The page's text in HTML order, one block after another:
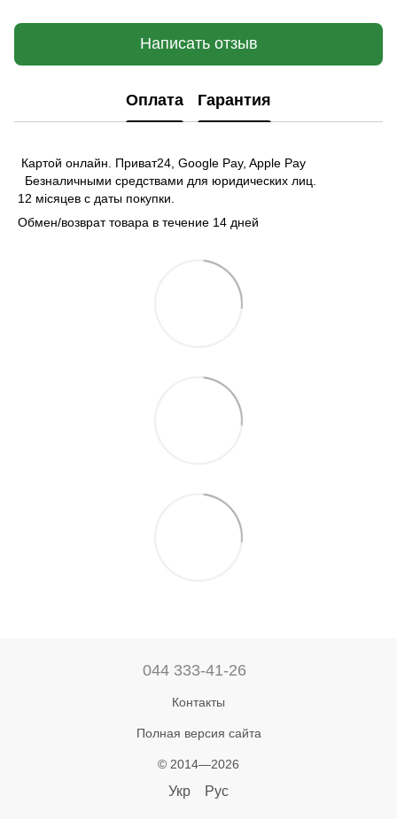
Написать отзыв
Оплата Гарантия
Картой онлайн. Приват24, Google Pay, Apple Pay
Безналичными средствами для юридических лиц.
12 місяцев с даты покупки.
Обмен/возврат товара в течение 14 дней
044 333-41-26
Контакты
Полная версия сайта
© 2014—2026
Укр Рус